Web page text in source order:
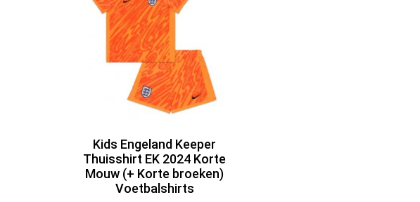
Kids Engeland Keeper
Thuisshirt EK 2024 Korte
Mouw (+ Korte broeken)
Voetbalshirts